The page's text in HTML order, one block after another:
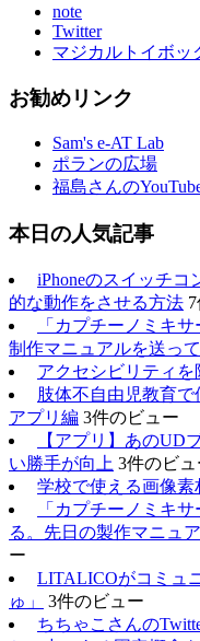
note
Twitter
マジカルトイボッ
お勧めリンク
Sam's e-AT Lab
ポランの広場
福島さんの
本日の人気記事
iPhoneのスイッチコ
的な動作をさせる方法
「カプチーノミキ
制作マニュアルを送っ
アクセシビリティを
肢体不自由児教育で
アプリ編 3件のビュー
【アプリ】あのUD
い勝手が向上 3件のビュ
学校で使える画像素
「カプチーノミキ
る。先日の製作マニュ
ー
LITALICOがコミュ
ゅ」
3件のビュー
ちちゃこさんの